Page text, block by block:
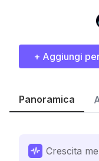
+ Aggiungi
Panoramica
Crescita